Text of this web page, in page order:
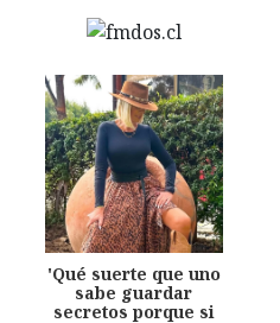
'Qué suerte que uno
sabe guardar
secretos porque si